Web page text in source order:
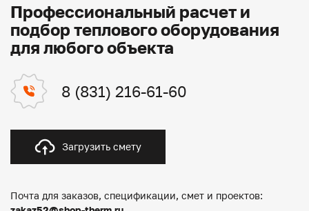
Профессиональный расчет и
подбор теплового оборудования
для любого объекта
8 (831) 216-61-60
Загрузить смету
Почта для заказов, спецификации, смет и проектов: